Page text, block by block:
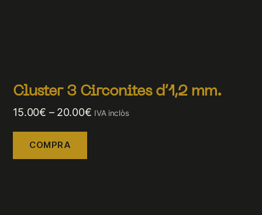
Cluster 3 Circonites d’1,2 mm.
15.00€ – 20.00€ IVA inclòs
COMPRA